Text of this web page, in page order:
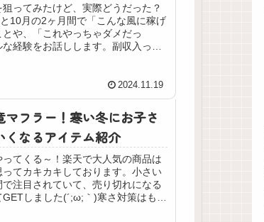
ってみたけど、実際どうだった？
10月の2ヶ月間で「こんな風に稼げ
や、「これやっちゃダメだっ
経験をお話しします。副収入って
ぎたい人に役立つヒントがいっぱ
ださいね！
2024.11.19
フラー！寒い冬にお子さ
くなるアイテム紹介
てくる～！楽天で大人気の商品は
てカキカキしております。小さい
注目されていて、売り切れになる
しました(´;ω;｀)寒さ対策はもち